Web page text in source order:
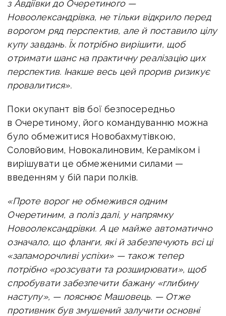
з Авдіївки до Очеретиного —
Новоолександрівка, не тільки відкрило перед
ворогом ряд перспектив, але й поставило цілу
купу завдань. Їх потрібно вирішити, щоб
отримати шанс на практичну реалізацію цих
перспектив. Інакше весь цей прорив ризикує
провалитися».
Поки окупант вів бої безпосередньо
в Очеретиному, його командуванню можна
було обмежитися Новобахмутівкою,
Соловйовим, Новокалиновим, Кераміком і
вирішувати це обмеженими силами —
введенням у бій пари полків.
«Проте ворог не обмежився одним
Очеретиним, а поліз далі, у напрямку
Новоолександрівки. А це майже автоматично
означало, що фланги, які й забезпечують всі ці
«запаморочливі успіхи» — також тепер
потрібно «розсувати та розширювати», щоб
спробувати забезпечити бажану «глибину
наступу», — пояснює Машовець. — Отже
противник був змушений залучити основні